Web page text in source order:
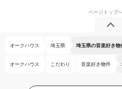
オークハウス 埼玉県 埼玉県の音楽好き物
オークハウス こだわり 音楽好き物件